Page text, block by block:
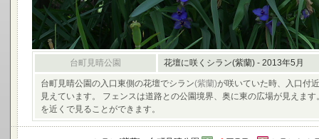
台町見晴公園 花壇に咲くシラン(紫蘭) - 2013年5月
台町見晴公園の入口東側の花壇でシラン(紫蘭)が咲いていた時、入口付
見えています。 フェンスは道路との公園境界、奥に東の広場が見えま
を近くで見ることができます。